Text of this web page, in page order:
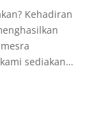
Kehadiran
sediakan…